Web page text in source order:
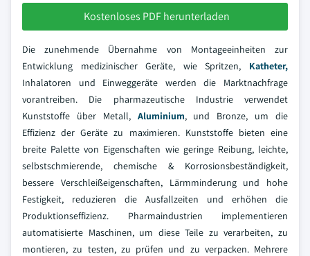
Kostenloses PDF herunterladen
Die zunehmende Übernahme von Montageeinheiten zur
Entwicklung medizinischer Geräte, wie Spritzen, Katheter,
Inhalatoren und Einweggeräte werden die Marktnachfrage
vorantreiben. Die pharmazeutische Industrie verwendet
Kunststoffe über Metall, Aluminium, und Bronze, um die
Effizienz der Geräte zu maximieren. Kunststoffe bieten eine
breite Palette von Eigenschaften wie geringe Reibung, leichte,
selbstschmierende, chemische & Korrosionsbeständigkeit,
bessere Verschleißeigenschaften, Lärmminderung und hohe
Festigkeit, reduzieren die Ausfallzeiten und erhöhen die
Produktionseffizienz. Pharmaindustrien implementieren
automatisierte Maschinen, um diese Teile zu verarbeiten, zu
montieren, zu testen, zu prüfen und zu verpacken. Mehrere